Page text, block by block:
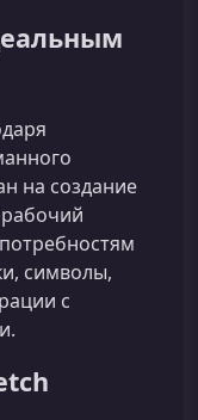
на создание
символы,
с